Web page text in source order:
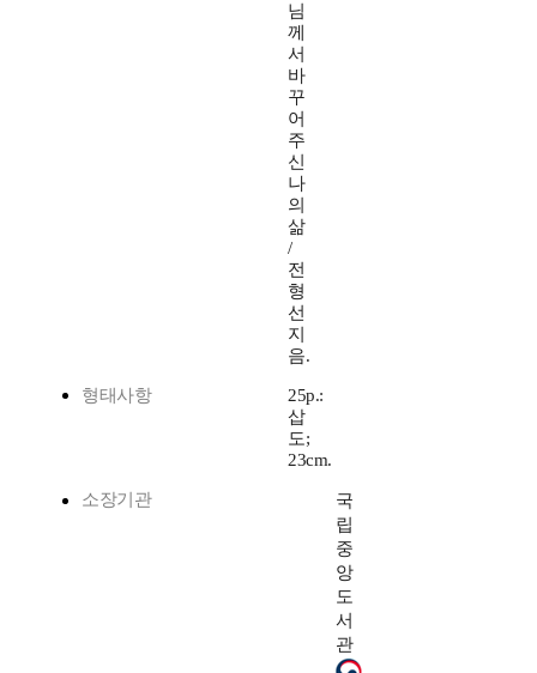
님
께
서
바
꾸
어
주
신
나
의
삶
/
전
형
선
지
음.
형태사항
25p.:
삽
도;
23cm.
소장기관
국
립
중
앙
도
서
관